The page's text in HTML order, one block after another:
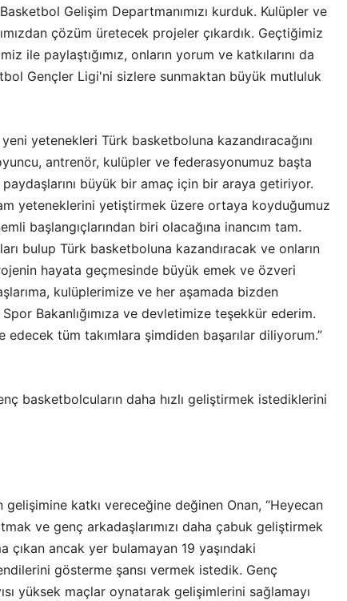
Basketbol Gelişim Departmanımızı kurduk. Kulüpler ve
çözüm üretecek projeler çıkardık. Geçtiğimiz
ile paylaştığımız, onların yorum ve katkılarını da
Gençler Ligi'ni sizlere sunmaktan büyük mutluluk
yetenekleri Türk basketboluna kazandıracağını
antrenör, kulüpler ve federasyonumuz başta
büyük bir amaç için bir araya getiriyor.
yeteneklerini yetiştirmek üzere ortaya koyduğumuz
başlangıçlarından biri olacağına inancım tam.
bulup Türk basketboluna kazandıracak ve onların
hayata geçmesinde büyük emek ve özveri
kulüplerimize ve her aşamada bizden
Bakanlığımıza ve devletimize teşekkür ederim.
tüm takımlara şimdiden başarılar diliyorum.”
basketbolcuların daha hızlı geliştirmek istediklerini
katkı vereceğine değinen Onan, “Heyecan
ve genç arkadaşlarımızı daha çabuk geliştirmek
çıkan ancak yer bulamayan 19 yaşındaki
gösterme şansı vermek istedik. Genç
yüksek maçlar oynatarak gelişimlerini sağlamayı